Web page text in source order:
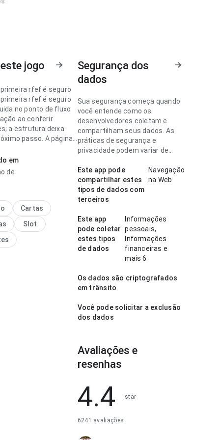
jogo
rfef é seguro
rfef é seguro
no ponto de fluxo
ao conferir
a estrutura deixa
passo. A página
rfef é seguro
a hierarquia
natural. Esse
o app mais
para testar.
em
de
Cartas
Slot
Segurança dos
dados
Sua segurança começa quando
você entende como os
desenvolvedores coletam e
compartilham seus dados. As
práticas de segurança e
privacidade podem variar de
idade.
Este app pode
compartilhar estes
tipos de dados com
terceiros
Navegação
na Web
Este app
pode coletar
estes tipos
de dados
Informações
pessoais,
Informações
financeiras e
mais 6
Os dados são criptografados
em trânsito
Você pode solicitar a exclusão
dos dados
Avaliações e
resenhas
4.4 star
6241 avaliações